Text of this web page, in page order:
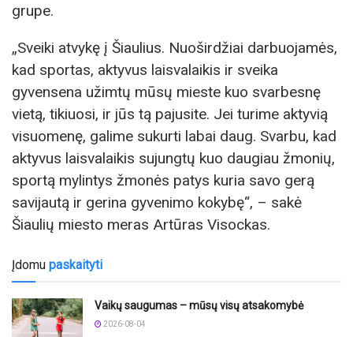
grupe.
„Sveiki atvykę į Šiaulius. Nuoširdžiai darbuojamės,
kad sportas, aktyvus laisvalaikis ir sveika
gyvensena užimtų mūsų mieste kuo svarbesnę
vietą, tikiuosi, ir jūs tą pajusite. Jei turime aktyvią
visuomenę, galime sukurti labai daug. Svarbu, kad
aktyvus laisvalaikis sujungtų kuo daugiau žmonių,
sportą mylintys žmonės patys kuria savo gerą
savijautą ir gerina gyvenimo kokybę“, – sakė
Šiaulių miesto meras Artūras Visockas.
Įdomu paskaityti
Vaikų saugumas – mūsų visų atsakomybė
2026-08-04